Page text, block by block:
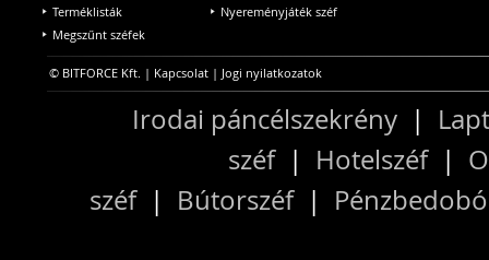
Terméklisták
Megszűnt széfek
Nyereményjáték széf
© BITFORCE Kft. | Kapcsolat | Jogi nyilatkozatok
Irodai páncélszekrény |
széf| Hotelszéf|
széf| Bútorszéf|